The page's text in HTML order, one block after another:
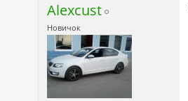
Alexcust
Новичок